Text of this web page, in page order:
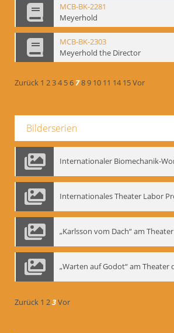
MCB-BK-2281
Meyerhold
MCB-BK-2303
Meyerhold the Director
Zurück 1 234 56789 10 11 14 15Vor
Bilderserien
Zurück 1 23Vor